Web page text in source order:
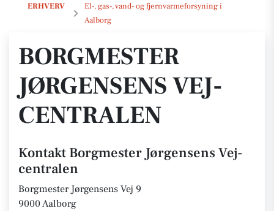
ERHVERV
El-, gas-, vand- og fjernvarmeforsyning i
Aalborg
Borgmester Jørgensens Vej-centralen
BORGMESTER
JØRGENSENS VEJ-
CENTRALEN
Kontakt Borgmester Jørgensens Vej-
centralen
Borgmester Jørgensens Vej 9
9000 Aalborg